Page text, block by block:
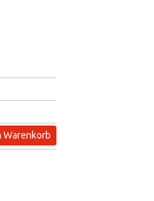
Warenkorb